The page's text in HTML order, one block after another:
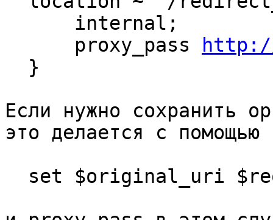
      proxy_pass
Если нужно сохранить
это делается с